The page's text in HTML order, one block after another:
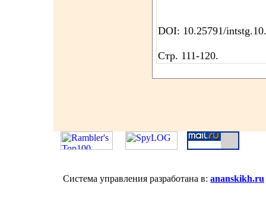
DOI: 10.25791/
Стр. 111-120.
Система управления разработана в: ananskikh.ru